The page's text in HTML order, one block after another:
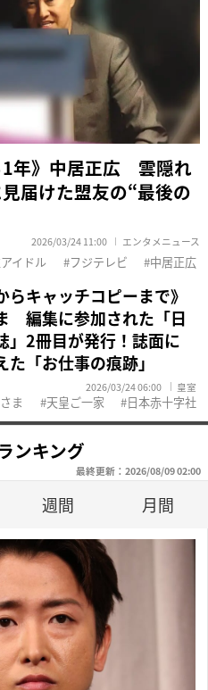
1年》中居正広 雲隠れ
届けた盟友の“最後の
2026/03/24 11:00 エンタメニュース
イドル フジテレビ 中居正広
らキャッチコピーまで》
編集に参加された「日
」2冊目が発行！誌面に
た「お仕事の痕跡」
2026/03/24 06:00 皇室
ま 天皇ご一家 日本赤十字社
ンキング
最終更新：2026/08/09 02:00
週間 月間